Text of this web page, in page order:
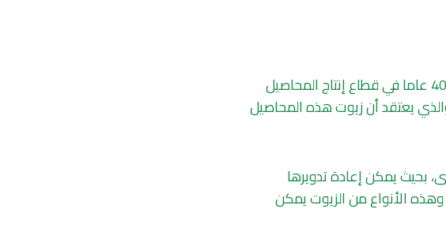
ويشرف المهندس الزراعي ديفيد هدسون، وهو مهندس مخضرم منذ 40 عاما في قطاع إنتاج المحاصيل
والذي يعتقد أن زيوت هذه المحاصيل
بحيث يمكن إعادة تدويرها
الأنواع من الزيوت يمكن